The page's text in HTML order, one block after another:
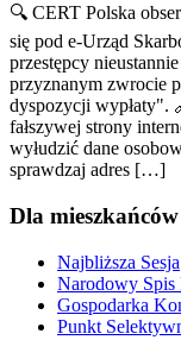
🔍 CERT Polska
się pod e-Urząd
przestępcy
przyznanym zwrocie
dyspozycji wypłaty".
fałszywej strony
wyłudzić dane
sprawdzaj adres […]
Dla mieszkańców
Najbliższa Sesja
Narodowy Spis
Gospodarka
Punkt